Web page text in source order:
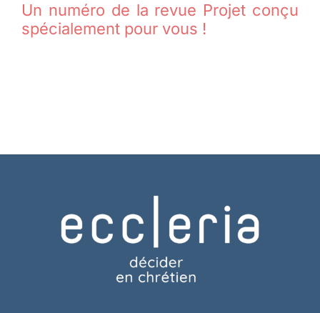
Un numéro de la revue Projet conçu
spécialement pour vous !